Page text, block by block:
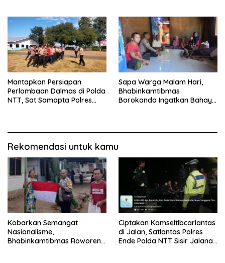
Mantapkan Persiapan
Perlombaan Dalmas di Polda
NTT, Sat Samapta Polres
Sapa Warga Malam Hari,
Bhabinkamtibmas
Borokanda Ingatkan Bahaya
Rekomendasi untuk kamu
Kobarkan Semangat
Nasionalisme,
Bhabinkamtibmas Roworena
Ciptakan Kamseltibcarlantas
di Jalan, Satlantas Polres
Ende Polda NTT Sisir Jalanan